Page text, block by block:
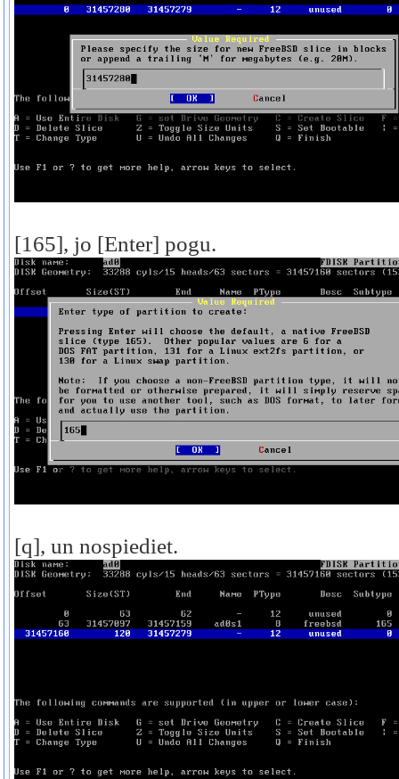
[165], jo [Enter] pogu.
[q], un nospiediet.